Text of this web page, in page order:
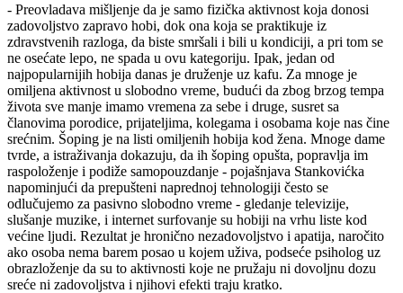
- Preovladava mišljenje da je samo fizička aktivnost koja donosi
zadovoljstvo zapravo hobi, dok ona koja se praktikuje iz
zdravstvenih razloga, da biste smršali i bili u kondiciji, a pri tom se
ne osećate lepo, ne spada u ovu kategoriju. Ipak, jedan od
najpopularnijih hobija danas je druženje uz kafu. Za mnoge je
omiljena aktivnost u slobodno vreme, budući da zbog brzog tempa
života sve manje imamo vremena za sebe i druge, susret sa
članovima porodice, prijateljima, kolegama i osobama koje nas čine
srećnim. Šoping je na listi omiljenih hobija kod žena. Mnoge dame
tvrde, a istraživanja dokazuju, da ih šoping opušta, popravlja im
raspoloženje i podiže samopouzdanje - pojašnjava Stankovićka
napominjući da prepušteni naprednoj tehnologiji često se
odlučujemo za pasivno slobodno vreme - gledanje televizije,
slušanje muzike, i internet surfovanje su hobiji na vrhu liste kod
većine ljudi. Rezultat je hronično nezadovoljstvo i apatija, naročito
ako osoba nema barem posao u kojem uživa, podseće psiholog uz
obrazloženje da su to aktivnosti koje ne pružaju ni dovoljnu dozu
sreće ni zadovoljstva i njihovi efekti traju kratko.